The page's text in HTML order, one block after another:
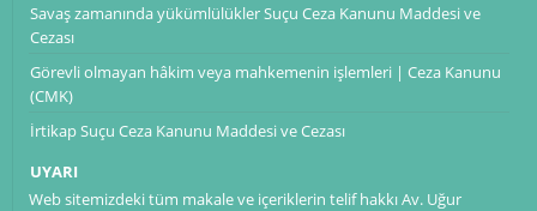
Savaş zamanında yükümlülükler Suçu Ceza Kanunu Maddesi ve
Cezası
Görevli olmayan hâkim veya mahkemenin işlemleri | Ceza Kanunu
(CMK)
İrtikap Suçu Ceza Kanunu Maddesi ve Cezası
UYARI
Web sitemizdeki tüm makale ve içeriklerin telif hakkı Av. Uğur